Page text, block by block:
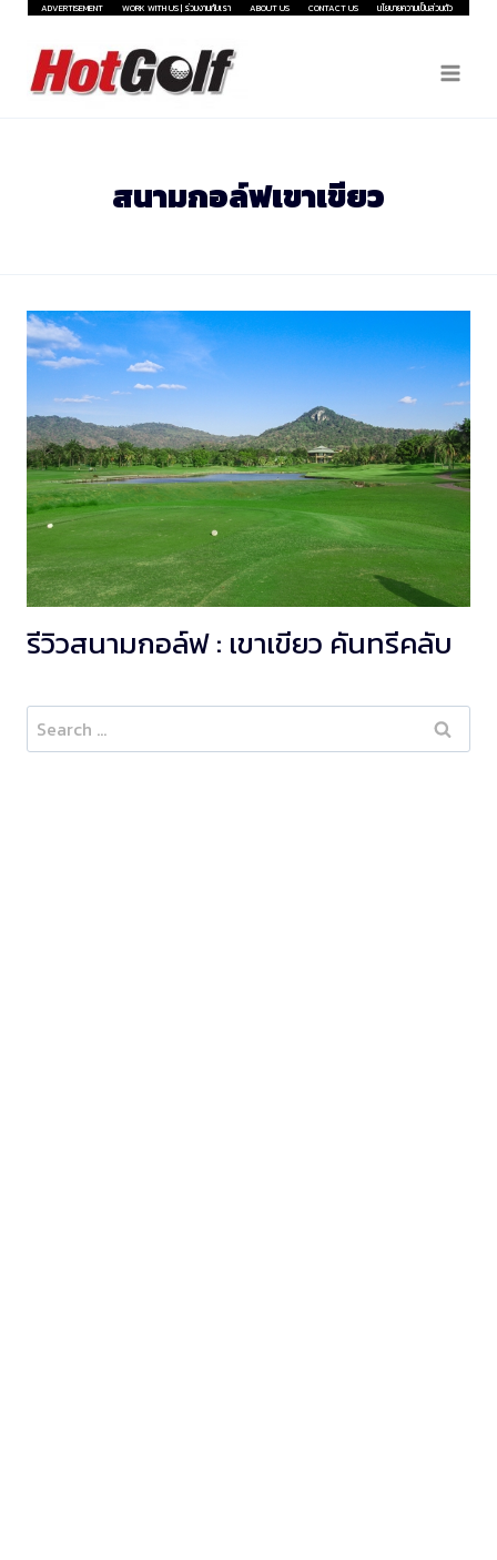
Skip
content
ADVERTISEMENT WORK WITH US | ร่วมงานกับเรา ABOUT US CONTACT US นโยบายความเป็นส่วนตัว
สนามกอล์ฟเขาเขียว
รีวิวสนามกอล์ฟ : เขาเขียว คันทรีคลับ
Search
for: